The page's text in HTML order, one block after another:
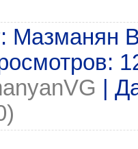
Мазманян
|